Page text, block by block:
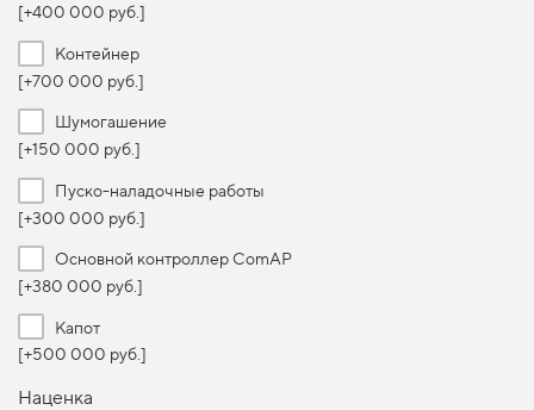
[+400 000 руб.]
Контейнер
[+700 000 руб.]
Шумогашение
[+150 000 руб.]
Пуско-наладочные работы
[+300 000 руб.]
Основной контроллер ComAP
[+380 000 руб.]
Капот
[+500 000 руб.]
Наценка